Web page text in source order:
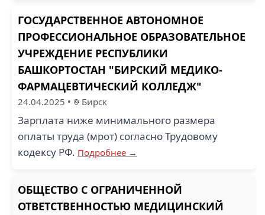
ГОСУДАРСТВЕННОЕ АВТОНОМНОЕ
ПРОФЕССИОНАЛЬНОЕ ОБРАЗОВАТЕЛЬНОЕ
УЧРЕЖДЕНИЕ РЕСПУБЛИКИ
БАШКОРТОСТАН "БИРСКИЙ МЕДИКО-
ФАРМАЦЕВТИЧЕСКИЙ КОЛЛЕДЖ"
24.04.2025 • Бирск
Зарплата ниже минимального размера
оплаты труда (мрот) согласно Трудовому
кодексу РФ. Подробнее →
ОБЩЕСТВО С ОГРАНИЧЕННОЙ
ОТВЕТСТВЕННОСТЬЮ МЕДИЦИНСКИЙ